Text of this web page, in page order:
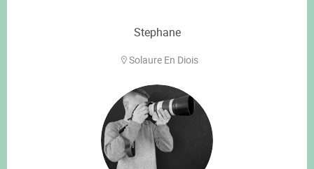
Stephane
Solaure En Diois